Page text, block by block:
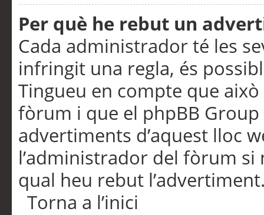
Per què he rebut un
Cada administrador té les
infringit una regla, és
Tingueu en compte que
fòrum i que el phpBB
advertiments d’aquest lloc
l’administrador del fòrum
qual heu rebut
Torna a l’inici